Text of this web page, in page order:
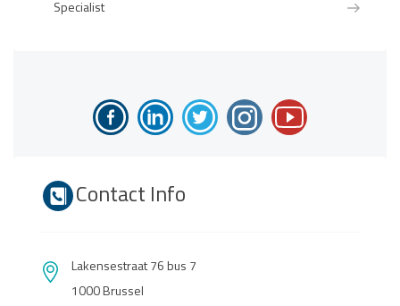
Specialist
Contact Info
Lakensestraat 76 bus 7
1000 Brussel